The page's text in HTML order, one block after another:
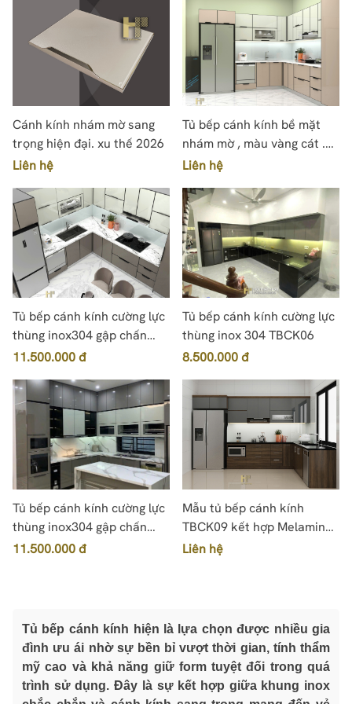
Cánh kính nhám mờ sang
trọng hiện đại. xu thế 2026
Liên hệ
Tủ bếp cánh kính bề mặt
nhám mờ , màu vàng cát .
Thùng inox304 gập chấn
Liên hệ
Tủ bếp cánh kính cường lực
thùng inox304 gập chấn
Module TBCK04
11.500.000 đ
Tủ bếp cánh kính cường lực
thùng inox 304 TBCK06
8.500.000 đ
Tủ bếp cánh kính cường lực
thùng inox304 gập chấn
Module TBCK05
11.500.000 đ
Mẫu tủ bếp cánh kính
TBCK09 kết hợp Melamine
chữ L
Liên hệ
Tủ bếp cánh kính hiện là lựa chọn được nhiều gia
đình ưu ái nhờ sự bền bỉ vượt thời gian, tính thẩm
mỹ cao và khả năng giữ form tuyệt đối trong quá
trình sử dụng. Đây là sự kết hợp giữa khung inox